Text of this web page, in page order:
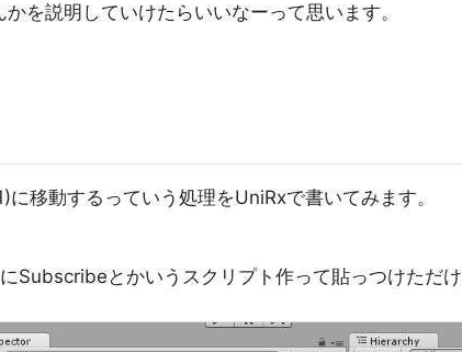
を説明していけたらいいなーって思います。
移動するっていう処理をUniRxで書いてみます。
Subscribeとかいうスクリプト作って貼っつけただけ